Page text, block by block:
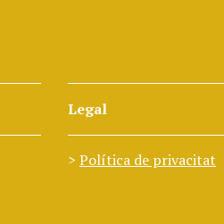
Legal
Política de privacitat